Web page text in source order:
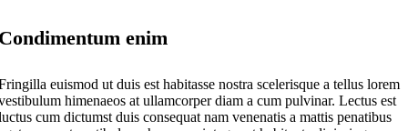
enim
euismod ut duis est habitasse nostra scelerisque a tellus lorem
himenaeos at ullamcorper diam a cum pulvinar. Lectus est
cum dictumst duis consequat nam venenatis a mattis penatibus